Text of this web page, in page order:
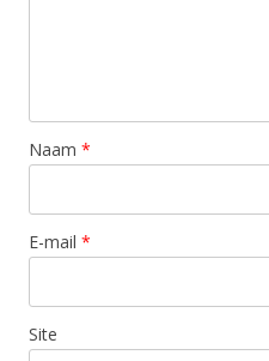
Naam *
E-mail *
Site